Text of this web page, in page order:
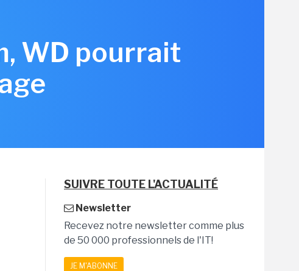
WD pourrait
SUIVRE TOUTE L'ACTUALITÉ
Newsletter
Recevez notre newsletter comme plus
de 50 000 professionnels de l'IT!
JE M'ABONNE